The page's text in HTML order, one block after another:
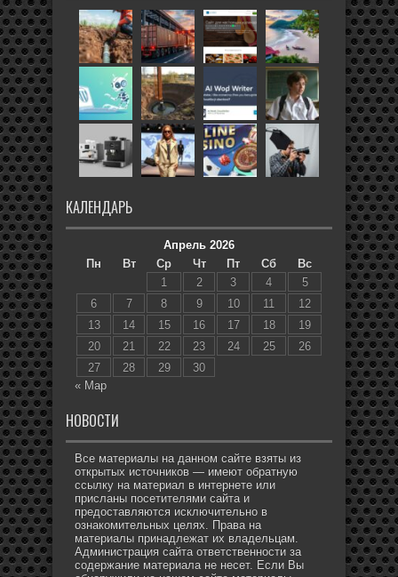
КАЛЕНДАРЬ
Апрель 2026
Пн
Вт Ср Чт Пт Сб
Вс
1
2 3 4
5
6
7 8 9 10 11
12
13
14 15 16 17 18
19
20
21 22 23 24 25
26
27
28 29
30
« Мар
НОВОСТИ
Все материалы на данном сайте взяты из
открытых источников — имеют обратную
ссылку на материал в интернете или
присланы посетителями сайта и
предоставляются исключительно в
ознакомительных целях. Права на
материалы принадлежат их владельцам.
Администрация сайта ответственности за
содержание материала не несет. Если Вы